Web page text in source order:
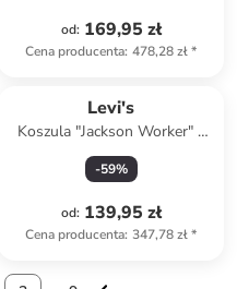
od: 169,95 zł
Cena producenta: 478,28 zł*
Levi's
Koszula "Jackson Worker" -
Relaxed fit - w kolorze
niebieskim
-59%
od: 139,95 zł
Cena producenta: 347,78 zł*